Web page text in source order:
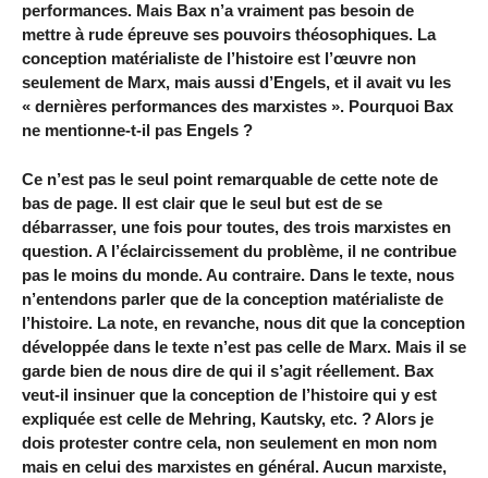
performances. Mais Bax n’a vraiment pas besoin de
mettre à rude épreuve ses pouvoirs théosophiques. La
conception matérialiste de l’histoire est l’œuvre non
seulement de Marx, mais aussi d’Engels, et il avait vu les
« dernières performances des marxistes ». Pourquoi Bax
ne mentionne-t-il pas Engels ?
Ce n’est pas le seul point remarquable de cette note de
bas de page. Il est clair que le seul but est de se
débarrasser, une fois pour toutes, des trois marxistes en
question. A l’éclaircissement du problème, il ne contribue
pas le moins du monde. Au contraire. Dans le texte, nous
n’entendons parler que de la conception matérialiste de
l’histoire. La note, en revanche, nous dit que la conception
développée dans le texte n’est pas celle de Marx. Mais il se
garde bien de nous dire de qui il s’agit réellement. Bax
veut-il insinuer que la conception de l’histoire qui y est
expliquée est celle de Mehring, Kautsky, etc. ? Alors je
dois protester contre cela, non seulement en mon nom
mais en celui des marxistes en général. Aucun marxiste,